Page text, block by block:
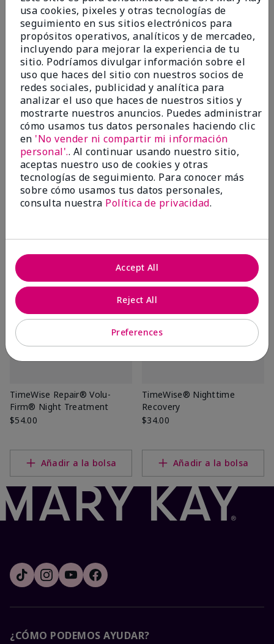
Añadir a la bolsa Añadir a la bolsa
TimeWise Repair® Volu-
Firm® Day Cream Sunscreen
Broad Spectrum SPF 30*
$54.00
Añadir a la bolsa
Mary Kay® Oil-Free
Hydrating Gel
(Normal/Grasa)
$36.00
Añadir a la bolsa
TimeWise Repair® Volu-
Firm® Night Treatment
$54.00
Añadir a la bolsa
TimeWise® Nighttime
Recovery
$34.00
Añadir a la bolsa
¿CÓMO PODEMOS AYUDAR?
usa cookies, pixeles y otras tecnologías de
seguimiento en sus sitios electrónicos para
propósitos operativos, analíticos y de mercadeo,
incluyendo para mejorar la experiencia de tu
sitio. Podríamos divulgar información sobre el
uso que haces del sitio con nuestros socios de
redes sociales, publicidad y analítica para
analizar el uso que haces de nuestros sitios y
mostrarte nuestros anuncios. Puedes administrar
cómo usamos tus datos personales haciendo clic
en 'No vender ni compartir mi información
personal'.. Al continuar usando nuestro sitio,
aceptas nuestro uso de cookies y otras
tecnologías de seguimiento. Para conocer más
sobre cómo usamos tus datos personales,
consulta nuestra Política de privacidad.
Preferences
Reject All
Accept All